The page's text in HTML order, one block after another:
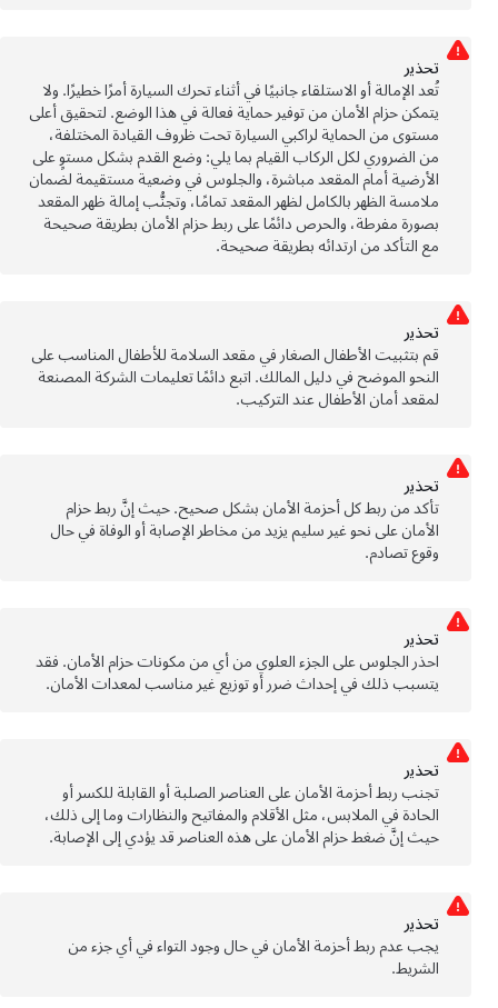
تحذﻳر
تُعد الإمالة أو الاستلقاء جانبيًا في أثناء تحرك السيارة أمرًا خطيرًا. ولا
يتمكن حزام الأمان من توفير حماية فعالة في هذا الوضع. لتحقيق أعلى
مستوى من الحماية لراكبي السيارة تحت ظروف القيادة المختلفة،
من الضروري لكل الركاب القيام بما يلي: وضع القدم بشكل مستوٍ على
الأرضية أمام المقعد مباشرة، والجلوس في وضعية مستقيمة لضمان
ملامسة الظهر بالكامل لظهر المقعد تمامًا، وتجنُّب إمالة ظهر المقعد
بصورة مفرطة، والحرص دائمًا على ربط حزام الأمان بطريقة صحيحة
مع التأكد من ارتدائه بطريقة صحيحة.
تحذﻳر
قم بتثبيت الأطفال الصغار في مقعد السلامة للأطفال المناسب على
النحو الموضح في دليل المالك. اتبع دائمًا تعليمات الشركة المصنعة
لمقعد أمان الأطفال عند التركيب.
تحذﻳر
تأكد من ربط كل أحزمة الأمان بشكل صحيح. حيث إنَّ ربط حزام
الأمان على نحو غير سليم يزيد من مخاطر الإصابة أو الوفاة في حال
وقوع تصادم.
تحذﻳر
احذر الجلوس على الجزء العلوي من أي من مكونات حزام الأمان. فقد
يتسبب ذلك في إحداث ضرر أو توزيع غير مناسب لمعدات الأمان.
تحذﻳر
تجنب ربط أحزمة الأمان على العناصر الصلبة أو القابلة للكسر أو
الحادة في الملابس، مثل الأقلام والمفاتيح والنظارات وما إلى ذلك،
حيث إنَّ ضغط حزام الأمان على هذه العناصر قد يؤدي إلى الإصابة.
تحذﻳر
يجب عدم ربط أحزمة الأمان في حال وجود التواء في أي جزء من
الشريط.